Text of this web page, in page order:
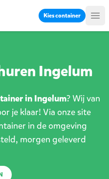
Kies container
Ingelum
in Ingelum? Wij van
je klaar! Via onze site
in de omgeving
morgen geleverd